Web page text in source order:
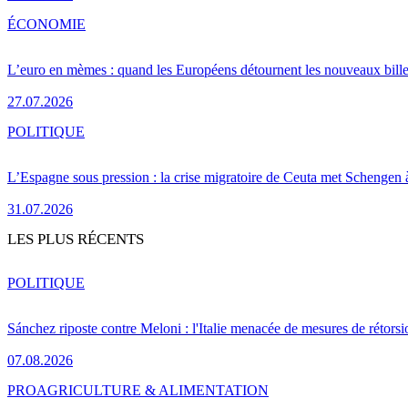
L’euro en mèmes : quand les Européens détournent les nouveaux
27.07.2026
ÉCONOMIE
L’Espagne sous pression : la crise migratoire de Ceuta met Schengen
31.07.2026
POLITIQUE
LES PLUS RÉCENTS
Sánchez riposte contre Meloni : l'Italie menacée de mesures de
07.08.2026
POLITIQUE
PROAGRICULTURE & ALIMENTATION